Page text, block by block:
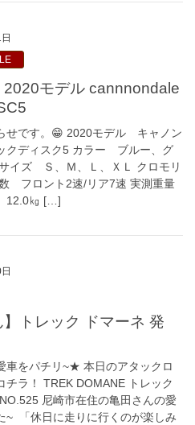
せです。😁 2020モデル キャノン
ディスク5 カラー ブルー、グ
イズ Ｓ、Ｍ、Ｌ、ＸＬ クロモリ
フロント2速/リア7速 実測重量
12.0㎏ […]
車をパチリ~★ 本日のアタックロ
チラ！ TREK DOMANE トレック
尼崎市在住の亀田さんの愛
~ 「休日に走りに行くのが楽しみ